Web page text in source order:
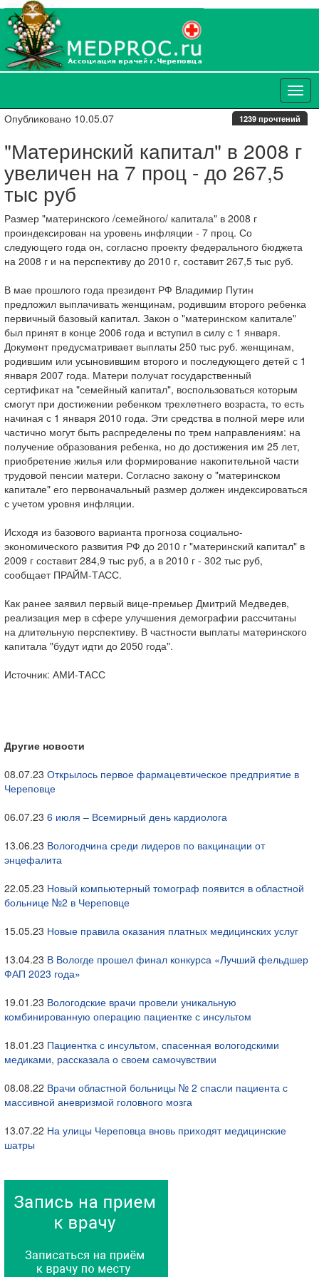
Опубликовано 10.05.07 1239 прочтений
"Материнский капитал" в 2008 г
увеличен на 7 проц - до 267,5
тыс руб
Размер "материнского /семейного/ капитала" в 2008 г
проиндексирован на уровень инфляции - 7 проц. Со
следующего года он, согласно проекту федерального бюджета
на 2008 г и на перспективу до 2010 г, составит 267,5 тыс руб.
В мае прошлого года президент РФ Владимир Путин
предложил выплачивать женщинам, родившим второго ребенка
первичный базовый капитал. Закон о "материнском капитале"
был принят в конце 2006 года и вступил в силу с 1 января.
Документ предусматривает выплаты 250 тыс руб. женщинам,
родившим или усыновившим второго и последующего детей с 1
января 2007 года. Матери получат государственный
сертификат на "семейный капитал", воспользоваться которым
смогут при достижении ребенком трехлетнего возраста, то есть
начиная с 1 января 2010 года. Эти средства в полной мере или
частично могут быть распределены по трем направлениям: на
получение образования ребенка, но до достижения им 25 лет,
приобретение жилья или формирование накопительной части
трудовой пенсии матери. Согласно закону о "материнском
капитале" его первоначальный размер должен индексироваться
с учетом уровня инфляции.
Исходя из базового варианта прогноза социально-
экономического развития РФ до 2010 г "материнский капитал" в
2009 г составит 284,9 тыс руб, а в 2010 г - 302 тыс руб,
сообщает ПРАЙМ-ТАСС.
Как ранее заявил первый вице-премьер Дмитрий Медведев,
реализация мер в сфере улучшения демографии рассчитаны
на длительную перспективу. В частности выплаты материнского
капитала "будут идти до 2050 года".
Источник: АМИ-ТАСС
Другие новости
08.07.23 Открылось первое фармацевтическое предприятие в
Череповце
06.07.23 6 июля – Всемирный день кардиолога
13.06.23 Вологодчина среди лидеров по вакцинации от
энцефалита
22.05.23 Новый компьютерный томограф появится в областной
больнице №2 в Череповце
15.05.23 Новые правила оказания платных медицинских услуг
13.04.23 В Вологде прошел финал конкурса «Лучший фельдшер
ФАП 2023 года»
19.01.23 Вологодские врачи провели уникальную
комбинированную операцию пациентке с инсультом
18.01.23 Пациентка с инсультом, спасенная вологодскими
медиками, рассказала о своем самочувствии
08.08.22 Врачи областной больницы № 2 спасли пациента с
массивной аневризмой головного мозга
13.07.22 На улицы Череповца вновь приходят медицинские
шатры